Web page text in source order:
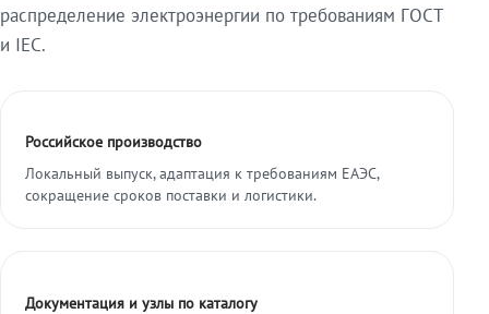
распределение электроэнергии по требованиям ГОСТ
и IEC.
Российское производство
Локальный выпуск, адаптация к требованиям ЕАЭС,
сокращение сроков поставки и логистики.
Документация и узлы по каталогу